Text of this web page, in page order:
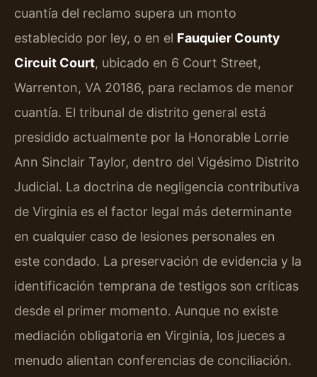
cuantía del reclamo supera un monto
establecido por ley, o en el Fauquier County
Circuit Court, ubicado en 6 Court Street,
Warrenton, VA 20186, para reclamos de menor
cuantía. El tribunal de distrito general está
presidido actualmente por la Honorable Lorrie
Ann Sinclair Taylor, dentro del Vigésimo Distrito
Judicial. La doctrina de negligencia contributiva
de Virginia es el factor legal más determinante
en cualquier caso de lesiones personales en
este condado. La preservación de evidencia y la
identificación temprana de testigos son críticas
desde el primer momento. Aunque no existe
mediación obligatoria en Virginia, los jueces a
menudo alientan conferencias de conciliación.